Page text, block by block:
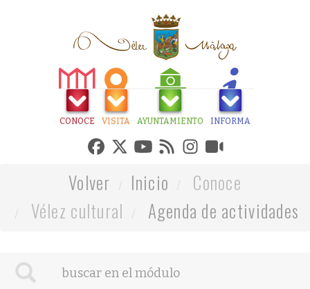
CONOCE VISITA AYUNTAMIENTO INFORMA
Volver Inicio
Conoce
Vélez cultural
Agenda de actividades